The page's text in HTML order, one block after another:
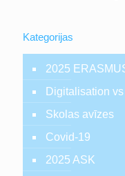
Kategorijas
2025
Digitalisation
Skolas avīzes
Covid-19
2025 ASK